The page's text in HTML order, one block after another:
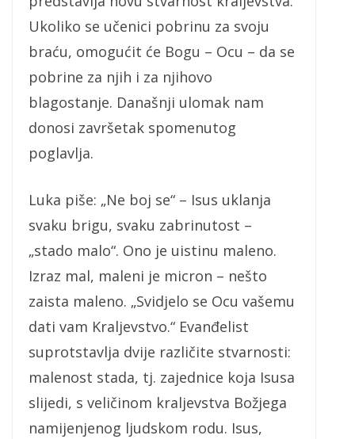
Ukoliko se učenici pobrinu za svoju
braću, omogućit će Bogu – Ocu – da se
pobrine za njih i za njihovo
blagostanje. Današnji ulomak nam
donosi završetak spomenutog
poglavlja.
Luka piše: „Ne boj se“ – Isus uklanja
svaku brigu, svaku zabrinutost –
„stado malo“. Ono je uistinu maleno.
Izraz mal, maleni je micron – nešto
zaista maleno. „Svidjelo se Ocu vašemu
dati vam Kraljevstvo.“ Evanđelist
suprotstavlja dvije različite stvarnosti:
malenost stada, tj. zajednice koja Isusa
slijedi, s veličinom kraljevstva Božjega
namijenjenog ljudskom rodu. Isus,